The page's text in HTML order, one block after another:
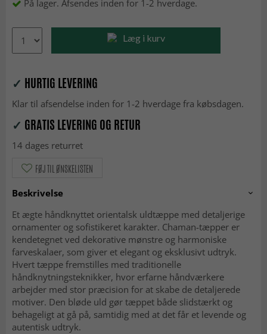
På lager. Afsendes inden for 1-2 hverdage.
Læg i kurv
✓ HURTIG LEVERING
Klar til afsendelse inden for 1-2 hverdage fra købsdagen.
✓ GRATIS LEVERING OG RETUR
14 dages returret
FØJ TIL ØNSKELISTEN
Beskrivelse
Et ægte håndknyttet orientalsk uldtæppe med detaljerige
ornamenter og sofistikeret karakter. Chaman-tæpper er
kendetegnet ved dekorative mønstre og harmoniske
farveskalaer, som giver et elegant og eksklusivt udtryk.
Hvert tæppe fremstilles med traditionelle
håndknytningsteknikker, hvor erfarne håndværkere
arbejder med stor præcision for at skabe de detaljerede
motiver. Den bløde uld gør tæppet både slidstærkt og
behageligt at gå på, samtidig med at det får et levende og
autentisk udtryk.